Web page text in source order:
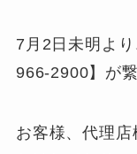
7月2日未明よ
966-2900】が
お客様、代理